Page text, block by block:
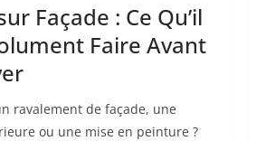
Façade : Ce Qu’il
Faire Avant
ravalement de façade, une
ou une mise en peinture ?